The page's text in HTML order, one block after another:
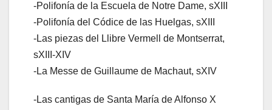
-Polifonía de la Escuela de Notre Dame, sXIII
-Polifonía del Códice de las Huelgas, sXIII
-Las piezas del Llibre Vermell de Montserrat,
sXIII-XIV
-La Messe de Guillaume de Machaut, sXIV
-Las cantigas de Santa María de Alfonso X